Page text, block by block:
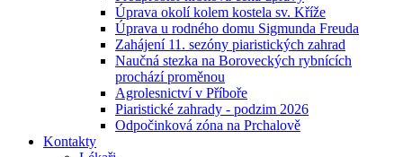
Úprava okolí kolem kostela sv. Kříže
Úprava u rodného domu Sigmunda Freuda
Zahájení 11. sezóny piaristických zahrad
Naučná stezka na Boroveckých rybnících
prochází proměnou
Agrolesnictví v Příboře
Piaristické zahrady - podzim 2026
Odpočinková zóna na Prchalově
Kontakty